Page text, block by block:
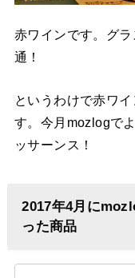
赤ワインです。グ
通！
というわけで赤ワ
す。今月mozlogで
ッサーンス！
2017年4月に
った商品